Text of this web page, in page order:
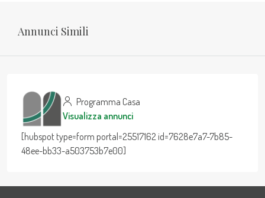
Annunci Simili
Programma Casa
Visualizza annunci
[hubspot type=form portal=25517162 id=7628e7a7-7b85-
48ee-bb33-a503753b7e00]